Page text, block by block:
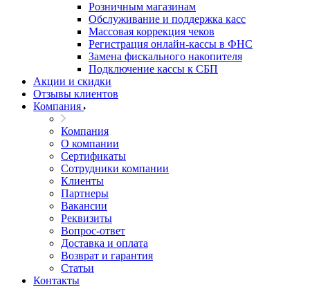
Розничным магазинам
Обслуживание и поддержка касс
Массовая коррекция чеков
Регистрация онлайн-кассы в ФНС
Замена фискального накопителя
Подключение кассы к СБП
Акции и скидки
Отзывы клиентов
Компания
Компания
О компании
Сертификаты
Сотрудники компании
Клиенты
Партнеры
Вакансии
Реквизиты
Вопрос-ответ
Доставка и оплата
Возврат и гарантия
Статьи
Контакты